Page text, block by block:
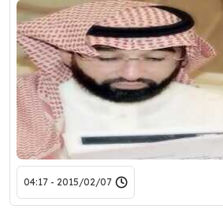
2015/02/07 - 04:17